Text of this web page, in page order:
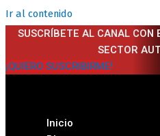
Ir al contenido
SUSCRÍBETE AL CANAL CON
SECTOR
¡QUIERO SUSCRIBIRME!
Inicio